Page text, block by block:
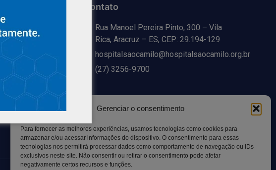
Gerenciar o consentimento
Para fornecer as melhores experiências, usamos tecnologias como cookies para
armazenar e/ou acessar informações do dispositivo. O consentimento para essas
tecnologias nos permitirá processar dados como comportamento de navegação ou IDs
exclusivos neste site. Não consentir ou retirar o consentimento pode afetar
negativamente certos recursos e funções.
Médico
Segurança da
Contato
Rua Manoel Pereira Pinto, 300 – Vila
Rica, Aracruz – ES, CEP: 29.194-129
hospitalsaocamilo@hospitalsaocamilo.org.br
(27) 3256-9700